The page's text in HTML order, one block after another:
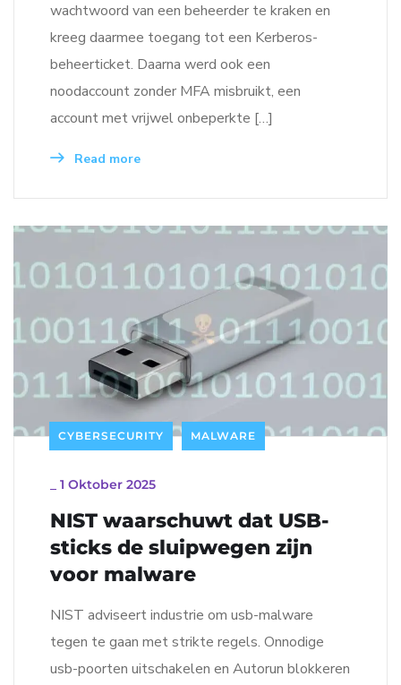
wachtwoord van een beheerder te kraken en
kreeg daarmee toegang tot een Kerberos-
beheerticket. Daarna werd ook een
noodaccount zonder MFA misbruikt, een
account met vrijwel onbeperkte […]
Read more
CYBERSECURITY MALWARE
1 Oktober 2025
NIST waarschuwt dat USB-
sticks de sluipwegen zijn
voor malware
NIST adviseert industrie om usb-malware
tegen te gaan met strikte regels. Onnodige
usb-poorten uitschakelen en Autorun blokkeren